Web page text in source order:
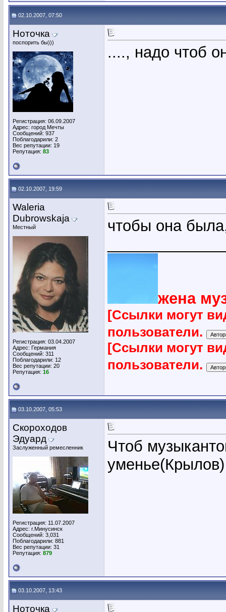
02.10.2007, 07:50
Ноточка
поспорить бы)))
Регистрация: 06.09.2007
Адрес: город Мечты
Сообщений: 937
Поблагодарили: 2
Вес репутации: 19
Репутация: 83
...., надо чтоб
02.10.2007, 19:59
Waleria
Dubrowskaja
Местный
Регистрация: 03.04.2007
Адрес: Германия
Сообщений: 311
Поблагодарили: 12
Вес репутации: 20
Репутация: 16
чтобы она
жена
[Ссылки могут
пользователи.
[Ссылки могут
пользователи.
03.10.2007, 05:53
Скороходов
Эдуард
Заслуженный ремесленник
Регистрация: 11.07.2007
Адрес: г.Минусинск
Сообщений: 3,031
Поблагодарили: 881
Вес репутации: 31
Репутация: 879
Чтоб
уменье(Крылов)
03.10.2007, 13:43
Ноточка